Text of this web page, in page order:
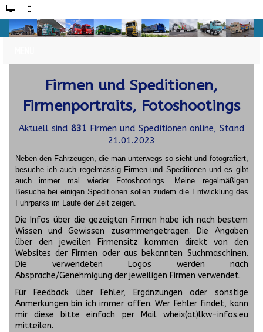
Firmen und Speditionen,
Firmenportraits, Fotoshootings
Aktuell sind 831 Firmen und Speditionen online, Stand
21.01.2023
Neben den Fahrzeugen, die man unterwegs so sieht und fotografiert,
besuche ich auch regelmässig Firmen und Speditionen und es gibt
auch immer mal wieder Fotoshootings.
Meine regelmäßigen
Besuche bei einigen Speditionen sollen zudem die Entwicklung des
Fuhrparks im Laufe der Zeit zeigen.
Die Infos über die gezeigten Firmen habe ich nach bestem
Wissen und Gewissen zusammengetragen. Die Angaben
über den jeweilen Firmensitz kommen direkt von den
Websites der Firmen oder aus bekannten Suchmaschinen.
Die verwendeten Logos werden nach
Absprache/Genehmigung der jeweiligen Firmen verwendet.
Für Feedback über Fehler, Ergänzungen oder sonstige
Anmerkungen bin ich immer offen. Wer Fehler findet, kann
mir diese bitte einfach per Mail wheix(at)lkw-infos.eu
mitteilen.